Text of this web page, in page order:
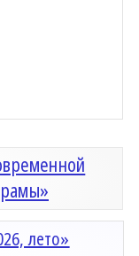
лето»